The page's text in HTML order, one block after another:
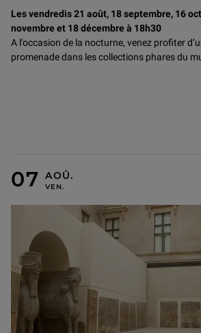
Les vendredis 21 août, 18 septembre, 16
novembre et 18 décembre à 18h30
A l'occasion de la nocturne, venez profiter
promenade dans les collections phares du